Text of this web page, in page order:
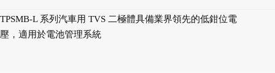
TPSMB-L 系列汽車用 TVS 二極體具備業界領先的低鉗位電
壓，適用於電池管理系統